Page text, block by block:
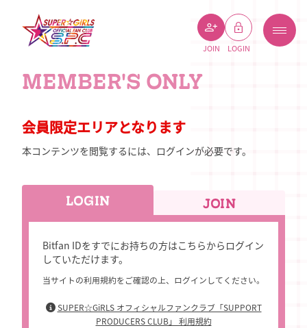
JOIN LOGIN
MEMBER'S ONLY
会員限定エリアとなります
本コンテンツを閲覧するには、ログインが必要です。
LOGIN JOIN
Bitfan IDをすでにお持ちの方はこちらからログイン
していただけます。
当サイトの利用規約をご確認の上、ログインしてください。
SUPER☆GiRLS オフィシャルファンクラブ「SUPPORT
PRODUCERS CLUB」 利用規約